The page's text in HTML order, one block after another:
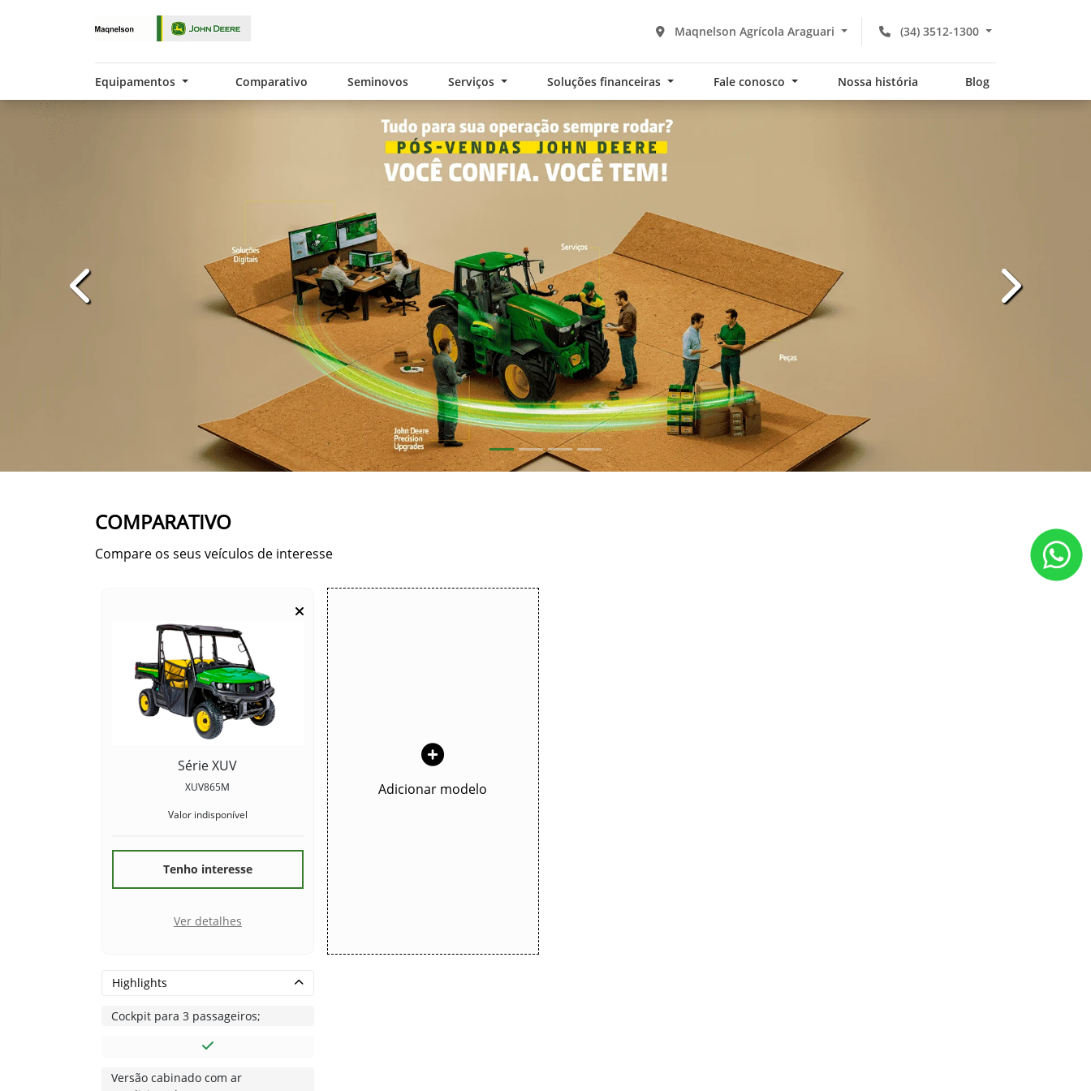
(34) 3512-1300
Maqnelson Agrícola Araguari
Equipamentos Comparativo Seminovos Serviços Soluções financeiras Fale conosco Nossa história Blog
templates.template-01.components.carousel.texts.control_prev
COMPARATIVO
Compare os seus veículos de interesse
Série XUV
XUV865M
Valor indisponível
Tenho interesse
Ver detalhes
Adicionar modelo
Highlights
Cockpit para 3 passageiros;
Versão cabinado com ar